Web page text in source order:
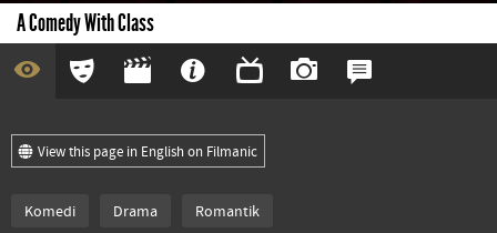
A Comedy With Class
View this page in English on Filmanic
Komedi Drama Romantik